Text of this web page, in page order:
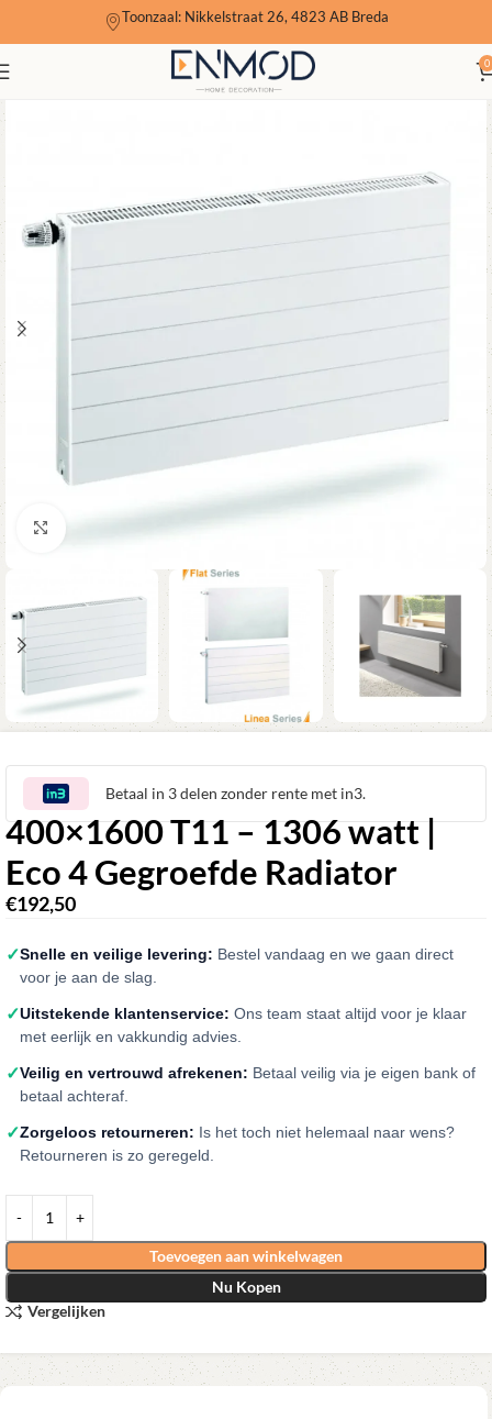
Toonzaal: Nikkelstraat 26, 4823 AB Breda
0
Klik om te vergroten
Betaal in 3 delen zonder rente met in3.
400×1600 T11 – 1306 watt |
Eco 4 Gegroefde Radiator
€192,50
✓Snelle en veilige levering: Bestel vandaag en we gaan direct
voor je aan de slag.
✓Uitstekende klantenservice: Ons team staat altijd voor je klaar
met eerlijk en vakkundig advies.
✓Veilig en vertrouwd afrekenen: Betaal veilig via je eigen bank of
betaal achteraf.
✓Zorgeloos retourneren: Is het toch niet helemaal naar wens?
Retourneren is zo geregeld.
Toevoegen aan winkelwagen
Nu Kopen
Vergelijken